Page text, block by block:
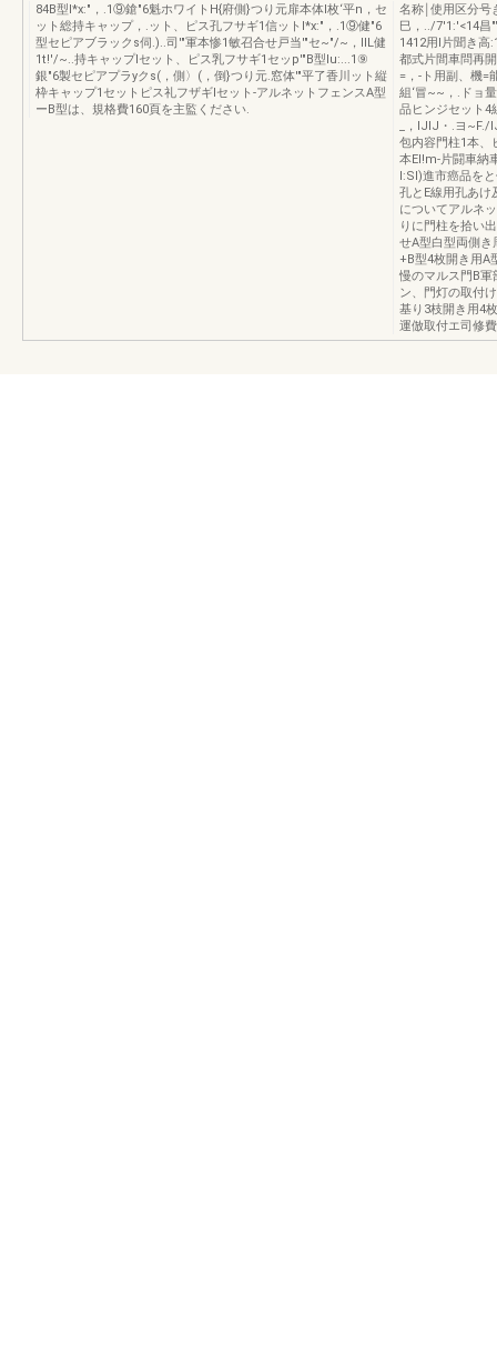
84B型I*x:"，.1⑨鎗"6魁ホワイトH{府側}つり元扉本体l枚‘平n，セ
ット総持キャップ，.ット、ピス孔フサギ1信ットI*x:"，.1⑨健"6
型セピアブラックs伺.)..司'"軍本惨1敏召合せ戸当'"セ~"/~，lIL健
1t!'/~..持キャップlセット、ピス乳フサギ1セッp'"B型lu:...1⑨
銀"6製セピアプラyクs(，側〉(，倒}つり元.窓体'"平了香川ット縦
枠キャップ1セットピス礼フザギlセット-アルネットフェンスA型
ーB型は、規格費160頁を主監ください.
名称￨使用区分号
巳，../7'1:'<14昌
1412用l片聞き高
都式片間車問再
=，-ト用副、機=
組‘冒~~，.ドョ
品ヒンジセット4
_，lJlJ・.ヨ
包内容門柱1本、
本EI!m-片闘車納
I:SI)進市癌品を
孔とE線用孔あけ
についてアルネ
りに門柱を拾い
せA型白型両側き
+B型4枚開き用A
慢のマルス門B軍
ン、門灯の取付
基り3枝開き用4
運倣取付エ司修